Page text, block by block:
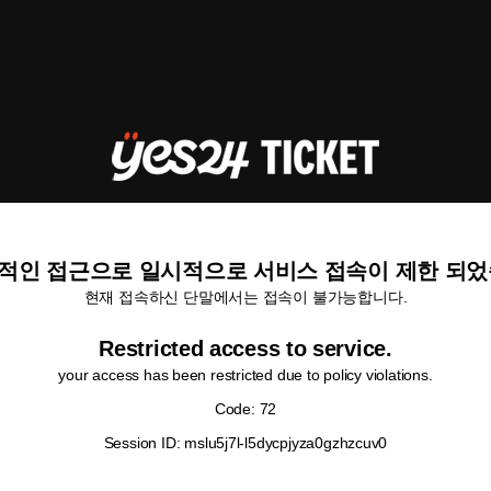
인 접근으로 일시적으로 서비스 접속이 제한 되
현재 접속하신 단말에서는 접속이 불가능합니다.
Restricted access to service.
your access has been restricted due to policy violations.
Code: 72
Session ID: mslu5j7l-l5dycpjyza0gzhzcuv0